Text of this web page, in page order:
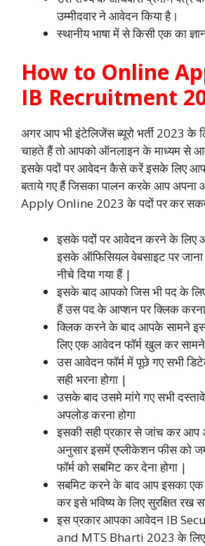
उम्मीदवार ने आवेदन किया है।
स्थानीय भाषा में से किसी एक का
How to Online
IB Recruitment
अगर आप भी इंटेलिजेंस ब्यूरो भर्ती 2023 के
चाहते हैं तो आपको ऑनलाइन के माध्यम से
इसके पदों पर आवेदन कैसे करें इसके लिए
बताये गए हैं जिसका पालन करके आप
Apply Online 2023 के पदों पर कर
इसके पदों पर आवेदन करने के लिए
इसके ऑफिसियल वेबसाइट पर जाना
नीचे दिया गया हैं |
इसके बाद आपको जिस भी पद के
हैं उस पद के आप्शन पर क्लिक करना
क्लिक करने के बाद आपके सामने
लिए एक आवेदन फॉर्म खुल कर
उस आवेदन फॉर्म में पूछे गए सभी
सही भरना होगा |
उसके बाद उसमे मांगे गए सभी
अपलोड करना होगा
इसकी सही प्रकार से जांच कर
अनुसार इसमें एप्लीकेशन फीस को
फॉर्म को सबमिट कर देना होगा |
सबमिट करने के बाद आप इसका
कर इसे भविष्य के लिए सुरक्षित रख
इस प्रकार आपका आवेदन IB
and MTS Bharti 2023 के लिए